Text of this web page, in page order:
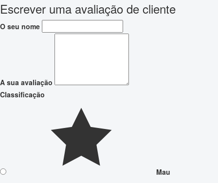
Escrever uma avaliação de cliente
O seu nome
A sua avaliação
Classificação
Mau